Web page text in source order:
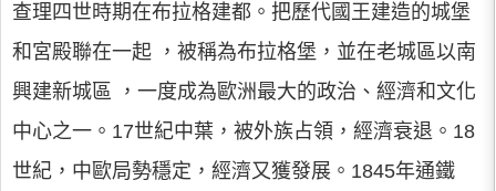
查理四世時期在布拉格建都。把歷代國王建造的城堡
和宮殿聯在一起 ，被稱為布拉格堡，並在老城區以南
興建新城區 ，一度成為歐洲最大的政治、經濟和文化
中心之一。17世紀中葉，被外族占領，經濟衰退。18
世紀，中歐局勢穩定，經濟又獲發展。1845年通鐵